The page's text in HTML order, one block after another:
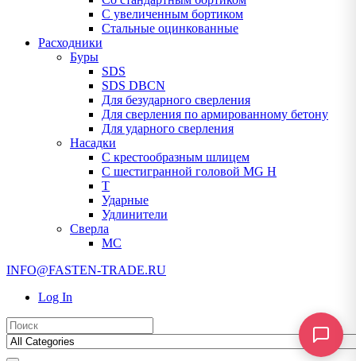
С увеличенным бортиком
Стальные оцинкованные
Расходники
Буры
SDS
SDS DBCN
Для безударного сверления
Для сверления по армированному бетону
Для ударного сверления
Насадки
С крестообразным шлицем
С шестигранной головой MG H
T
Ударные
Удлинители
Сверла
МС
INFO@FASTEN-TRADE.RU
Log In